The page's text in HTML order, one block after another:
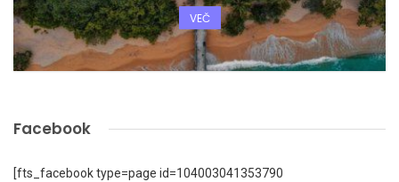
VEČ
Facebook
[fts_facebook type=page id=104003041353790